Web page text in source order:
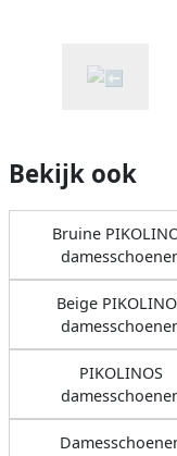
Bekijk ook
Bruine
Beige
PIKOLINOS